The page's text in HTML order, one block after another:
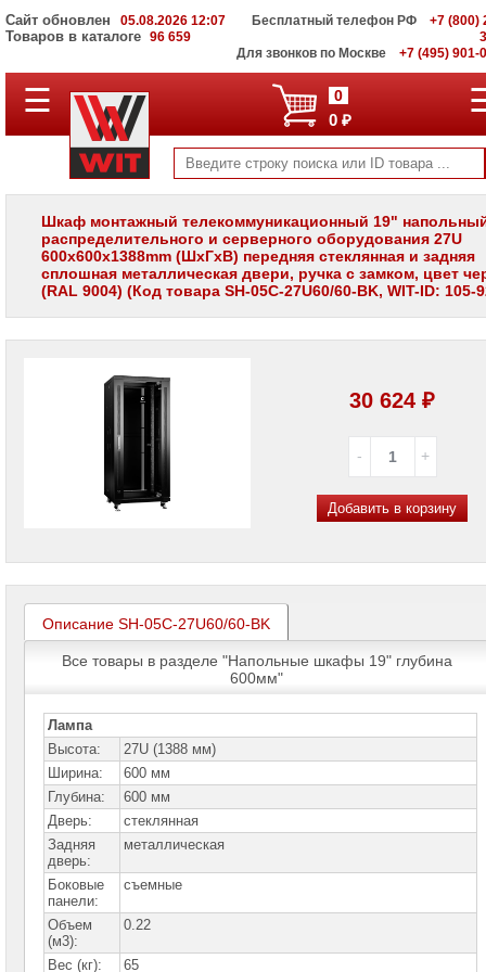
Сайт обновлен 05.08.2026 12:07
Товаров в каталоге 96 659
Бесплатный телефон РФ
+7 (800)
Для звонков по Москве
+7 (495) 901-
ПОЛНЫЙ
КАТАЛОГ
Корпоративные
серверы
WIT
Системы
хранения
данных
WIT
проекторов
Name
Моноблоки
Brand
Name
Принтеры
плоттеры
МФУ
Серверы
Brand
Name
Пассивное
сетевое
оборудование
KVM
☰ 0
0 ₽
Шкаф монтажный телекоммуникационный 19"
распределительного и серверного оборудования 27U
600x600x1388mm (ШхГхВ) передняя стеклянная и задняя
сплошная металлическая двери, ручка с замком, цвет
(RAL 9004) (Код товара SH-05C-27U60/60-BK, WIT-ID: 105-
30 624 ₽
Добавить в корзину
Описание SH-05C-27U60/60-BK
Все товары в разделе "Напольные шкафы 19" глубина
600мм"
Лампа
Высота:
27U (1388 мм)
Ширина:
600 мм
Глубина:
600 мм
Дверь:
стеклянная
Задняя
дверь:
металлическая
Боковые
панели:
съемные
Объем
(м3):
0.22
Вес (кг):
65